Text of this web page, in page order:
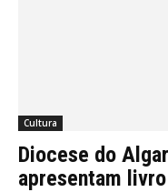
Cultura
Diocese do
apresentam